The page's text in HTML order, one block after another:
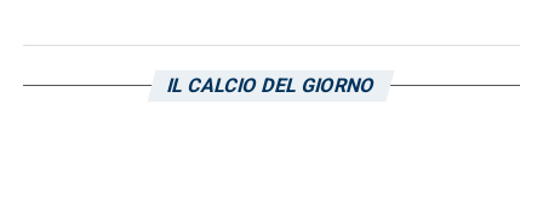
delle due squadre con il match delle 18 a San
Siro, una sfida che per il giocatore non deve
IL CALCIO DEL GIORNO